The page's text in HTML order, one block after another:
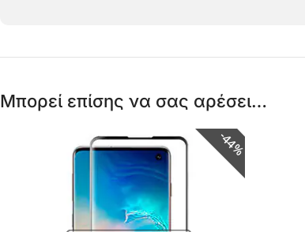
Μπορεί επίσης να σας αρέσει…
44%